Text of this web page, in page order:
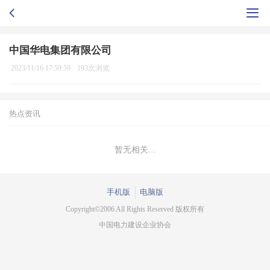
中国华电集团有限公司
2023/11/16 17:59:59 193次浏览
热点资讯
暂无相关...
手机版 电脑版
Copyright©2006 All Rights Reserved 版权所有
中国电力建设企业协会